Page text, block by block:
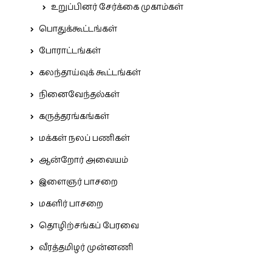
உறுப்பினர் சேர்க்கை முகாம்கள்
பொதுக்கூட்டங்கள்
போராட்டங்கள்
கலந்தாய்வுக் கூட்டங்கள்
நினைவேந்தல்கள்
கருத்தரங்கங்கள்
மக்கள் நலப் பணிகள்
ஆன்றோர் அவையம்
இளைஞர் பாசறை
மகளிர் பாசறை
தொழிற்சங்கப் பேரவை
வீரத்தமிழர் முன்னணி